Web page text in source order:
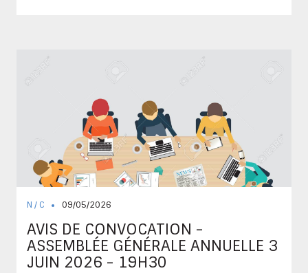
N / C 09/05/2026
AVIS DE CONVOCATION -
ASSEMBLÉE GÉNÉRALE ANNUELLE 3
JUIN 2026 - 19H30